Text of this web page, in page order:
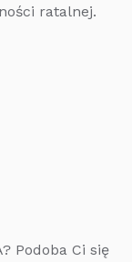
ratalnej.
Podoba Ci się